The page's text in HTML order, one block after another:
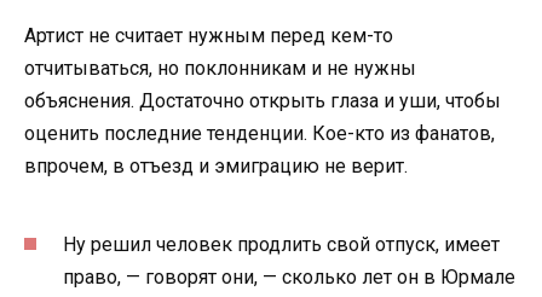
Артист не считает нужным перед кем-то
отчитываться, но поклонникам и не нужны
объяснения. Достаточно открыть глаза и уши, чтобы
оценить последние тенденции. Кое-кто из фанатов,
впрочем, в отъезд и эмиграцию не верит.
Ну решил человек продлить свой отпуск, имеет
право, — говорят они, — сколько лет он в Юрмале